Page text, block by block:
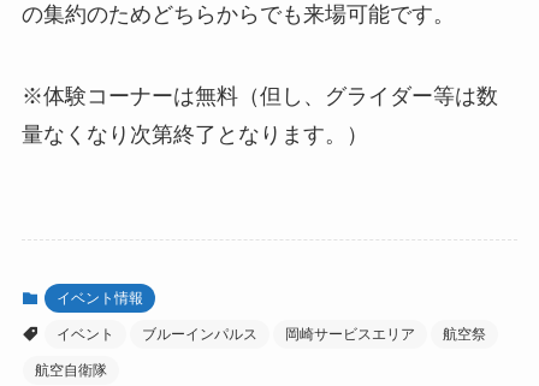
の集約のためどちらからでも来場可能です。
※体験コーナーは無料（但し、グライダー等は数
量なくなり次第終了となります。）
イベント情報
イベント ブルーインパルス 岡崎サービスエリア 航空祭
航空自衛隊